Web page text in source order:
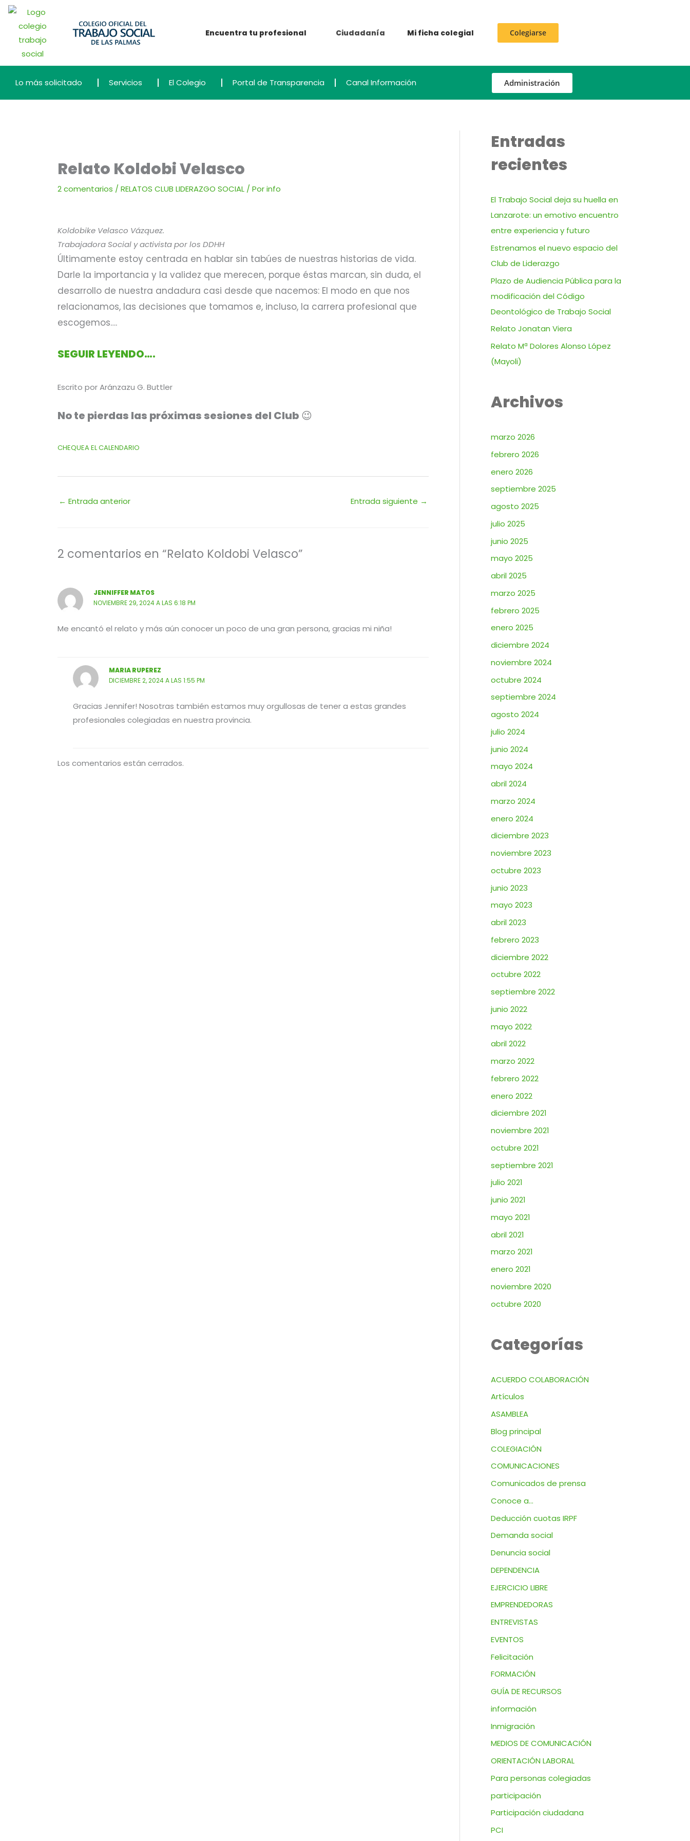
contenido
Encuentra tu profesional Ciudadanía Mi ficha colegial Colegiarse
Lo más solicitado Servicios El Colegio Portal de Transparencia Canal Información Administración
Relato Koldobi Velasco
2 comentarios / RELATOS CLUB LIDERAZGO SOCIAL / Porinfo
Koldobike Velasco Vázquez.
Trabajadora Social y activista por los DDHH
Últimamente estoy centrada en hablar sin tabúes de nuestras historias de vida.
Darle la importancia y la validez que merecen, porque éstas marcan, sin duda, el
desarrollo de nuestra andadura casi desde que nacemos: El modo en que nos
relacionamos, las decisiones que tomamos e, incluso, la carrera profesional que
escogemos….
SEGUIR LEYENDO….
Escrito por Aránzazu G. Buttler
No te pierdas las próximas sesiones del Club 😉
CHEQUEA EL CALENDARIO
← Entrada anterior Entrada siguiente →
2 comentarios en “Relato Koldobi Velasco”
JENNIFFER MATOS
NOVIEMBRE 29, 2024 A LAS 6:18 PM
Me encantó el relato y más aún conocer un poco de una gran persona, gracias mi niña!
MARIA RUPEREZ
DICIEMBRE 2, 2024 A LAS 1:55 PM
Gracias Jennifer! Nosotras también estamos muy orgullosas de tener a estas grandes
profesionales colegiadas en nuestra provincia.
Los comentarios están cerrados.
Entradas
recientes
El Trabajo Social deja su huella en
Lanzarote: un emotivo encuentro
entre experiencia y futuro
Estrenamos el nuevo espacio del
Club de Liderazgo
Plazo de Audiencia Pública para la
modificación del Código
Deontológico de Trabajo Social
Relato Jonatan Viera
Relato Mª Dolores Alonso López
(Mayoli)
Archivos
marzo 2026
febrero 2026
enero 2026
septiembre 2025
agosto 2025
julio 2025
junio 2025
mayo 2025
abril 2025
marzo 2025
febrero 2025
enero 2025
diciembre 2024
noviembre 2024
octubre 2024
septiembre 2024
agosto 2024
julio 2024
junio 2024
mayo 2024
abril 2024
marzo 2024
enero 2024
diciembre 2023
noviembre 2023
octubre 2023
junio 2023
mayo 2023
abril 2023
febrero 2023
diciembre 2022
octubre 2022
septiembre 2022
junio 2022
mayo 2022
abril 2022
marzo 2022
febrero 2022
enero 2022
diciembre 2021
noviembre 2021
octubre 2021
septiembre 2021
julio 2021
junio 2021
mayo 2021
abril 2021
marzo 2021
enero 2021
noviembre 2020
octubre 2020
Categorías
ACUERDO COLABORACIÓN
Artículos
ASAMBLEA
Blog principal
COLEGIACIÓN
COMUNICACIONES
Comunicados de prensa
Conoce a…
Deducción cuotas IRPF
Demanda social
Denuncia social
DEPENDENCIA
EJERCICIO LIBRE
EMPRENDEDORAS
ENTREVISTAS
EVENTOS
Felicitación
FORMACIÓN
GUÍA DE RECURSOS
información
Inmigración
MEDIOS DE COMUNICACIÓN
ORIENTACIÓN LABORAL
Para personas colegiadas
participación
Participación ciudadana
PCI